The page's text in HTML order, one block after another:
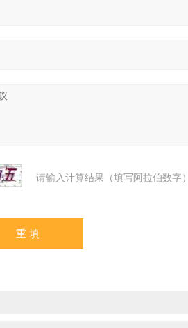
请输入计算结果（填写阿拉伯数字